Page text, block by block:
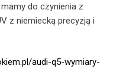
do czynienia z
z niemiecką precyzją i
audi-q5-wymiary-